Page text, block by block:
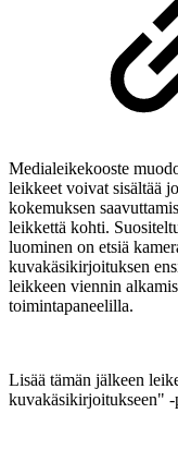
Medialeikekooste
leikkeet voivat sisältää
kokemuksen
leikkettä kohti.
luominen on etsiä
kuvakäsikirjoituksen
leikkeen viennin
toimintapaneelilla.
Lisää tämän jälkeen
kuvakäsikirjoitukseen"